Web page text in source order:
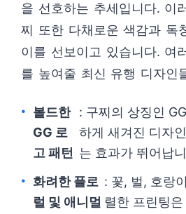
을 선호하는 추세입니다. 이
찌 또한 다채로운 색감과 독
이를 선보이고 있습니다. 여
를 높여줄 최신 유행 디자인
볼드한
GG 로
고 패턴
: 구찌의 상징인
하게 새겨진 디자
는 효과가 뛰어납
화려한 플로
럴 및 애니멀
: 꽃, 벌, 호랑
렬한 프린팅